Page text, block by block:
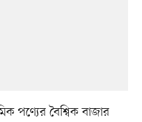
পণ্যের বৈশ্বিক বাজার